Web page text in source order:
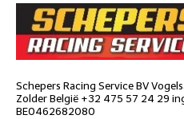
Schepers Racing Service BV
Zolder België +32 475 57 24 29
BE0462682080